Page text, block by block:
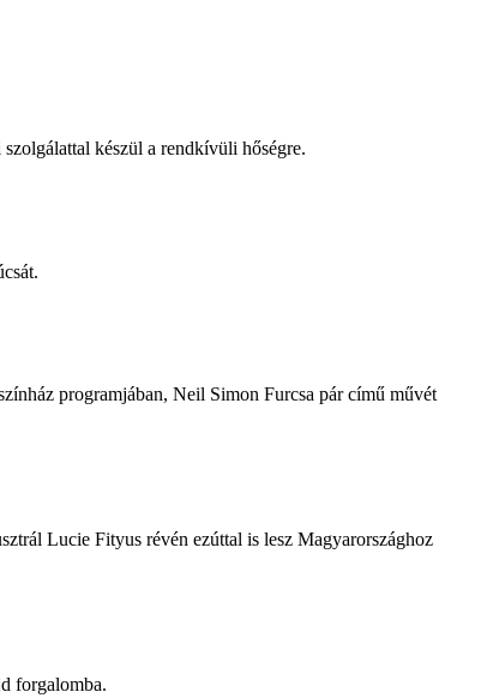
készül a rendkívüli hőségre.
programjában, Neil Simon Furcsa pár című művét
Lucie Fityus révén ezúttal is lesz Magyarországhoz
forgalomba.